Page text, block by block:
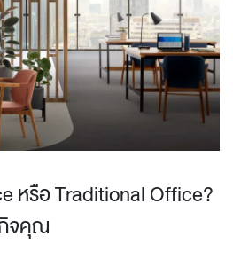
หรือ Traditional Office?
กิจคุณ